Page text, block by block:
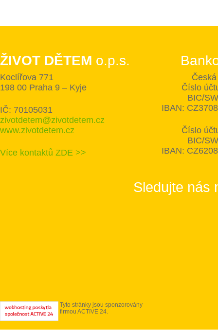
ŽIVOT DĚTEM o.p.s.
Koclířova 771
198 00 Praha 9 – Kyje
IČ: 70105031
zivotdetem@zivotdetem.cz
www.zivotdetem.cz
Více kontaktů ZDE >>
Číslo
BIC/
IBAN:
Číslo
BIC/
IBAN:
Sledujte nás
Tyto stránky jsou sponzorovány
firmou ACTIVE 24.